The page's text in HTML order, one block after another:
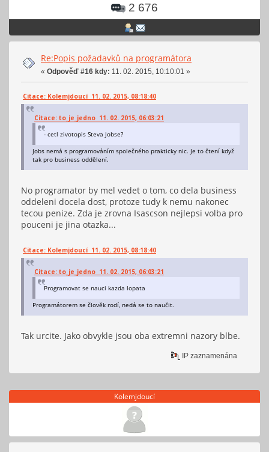
2 676
Re:Popis požadavků na programátora
« Odpověď #16 kdy: 11. 02. 2015, 10:10:01 »
Citace: Kolemjdoucí 11. 02. 2015, 08:18:40
Citace: to_je_jedno 11. 02. 2015, 06:03:21
- cetl zivotopis Steva Jobse?
Jobs nemá s programováním společného prakticky nic. Je to čtení když
tak pro business oddělení.
No programator by mel vedet o tom, co dela business
oddeleni docela dost, protoze tudy k nemu nakonec
tecou penize. Zda je zrovna Isascson nejlepsi volba pro
pouceni je jina otazka...
Citace: Kolemjdoucí 11. 02. 2015, 08:18:40
Citace: to_je_jedno 11. 02. 2015, 06:03:21
Programovat se nauci kazda lopata
Programátorem se člověk rodí, nedá se to naučit.
Tak urcite. Jako obvykle jsou oba extremni nazory blbe.
IP zaznamenána
Kolemjdoucí